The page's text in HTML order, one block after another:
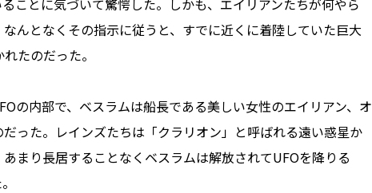
ことに気づいて驚愕した。しかも、エイリアンたちが何やら
んとなくその指示に従うと、すでに近くに着陸していた巨大
たのだった。
の内部で、ベスラムは船長である美しい女性のエイリアン、オ
った。レインズたちは「クラリオン」と呼ばれる遠い惑星か
まり長居することなくベスラムは解放されてUFOを降りる